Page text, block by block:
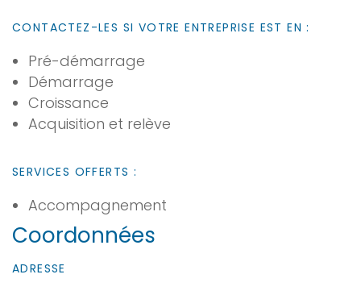
CONTACTEZ-LES SI VOTRE ENTREPRISE EST EN :
Pré-démarrage
Démarrage
Croissance
Acquisition et relève
SERVICES OFFERTS :
Accompagnement
Coordonnées
ADRESSE